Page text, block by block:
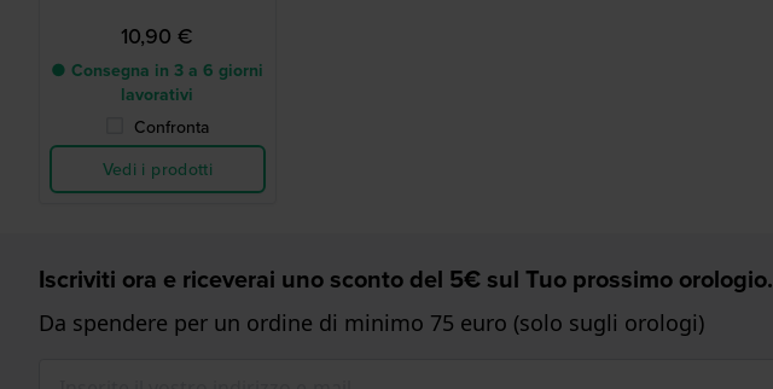
10,90 €
● Consegna in 3 a 6 giorni
lavorativi
Confronta
Vedi i prodotti
Iscriviti ora e riceverai uno sconto del 5€ sul Tuo prossimo orologio.
Da spendere per un ordine di minimo 75 euro (solo sugli orologi)